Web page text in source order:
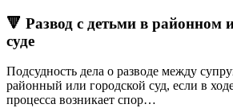
🔻 Развод с детьми в районном
суде
Подсудность дела о разводе между
районный или городской суд, если в
процесса возникает спор…